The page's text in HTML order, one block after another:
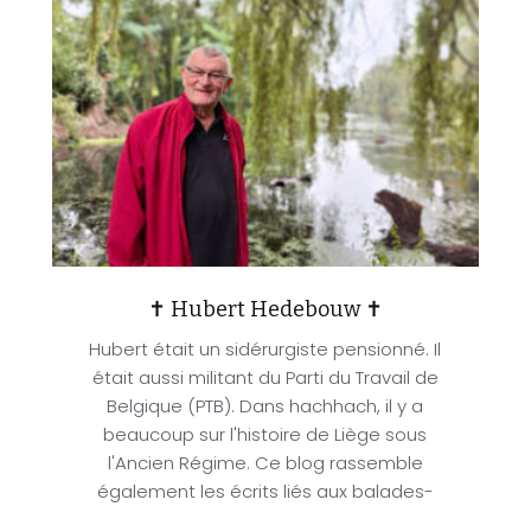
✝ Hubert Hedebouw ✝
Hubert était un sidérurgiste pensionné. Il
était aussi militant du Parti du Travail de
Belgique (PTB). Dans hachhach, il y a
beaucoup sur l'histoire de Liège sous
l'Ancien Régime. Ce blog rassemble
également les écrits liés aux balades-